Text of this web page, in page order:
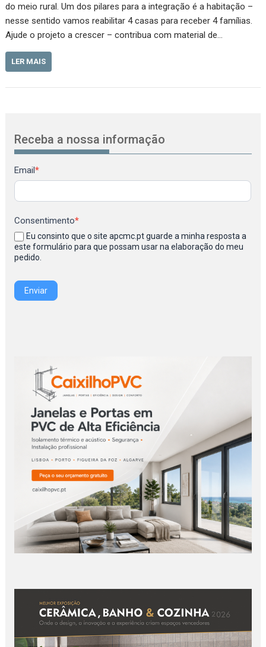
do meio rural. Um dos pilares para a integração é a habitação –
nesse sentido vamos reabilitar 4 casas para receber 4 famílias.
Ajude o projeto a crescer – contribua com material de…
LER MAIS
Receba a nossa informação
Newsletter
Email*
Consentimento*
Eu consinto que o site apcmc.pt guarde a minha resposta a
este formulário para que possam usar na elaboração do meu
pedido.
Enviar